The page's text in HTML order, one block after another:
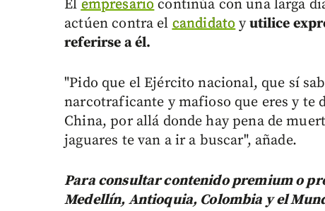
Elempresariocontinúa con una larga
actúen contra elcandidatoyutilice
referirse a él.
"Pido que el Ejército nacional, que sí
narcotraficante y mafioso que eres y te
China, por allá donde hay pena de
jaguares te van a ir a buscar", añade.
Para consultar contenido premium o
Medellín, Antioquia, Colombia y el